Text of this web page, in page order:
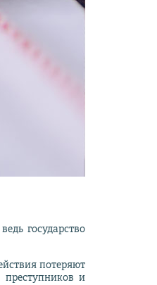
государство
потеряют
преступников и